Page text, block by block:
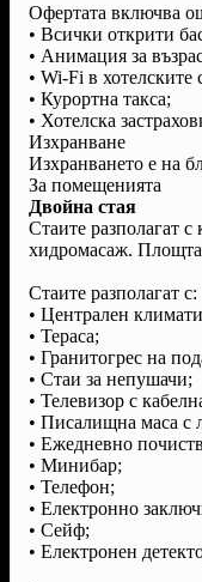
Офертата включва
• Всички открити
• Анимация за
• Wi-Fi в хотелските
• Курортна такса;
• Хотелска
Изхранване
Изхранването е на
За помещенията
Двойна стая
Стаите разполагат
хидромасаж. Площта
Стаите разполагат с:
• Централен
• Тераса;
• Гранитогрес на
• Стаи за непушачи;
• Телевизор с
• Писалищна маса с
• Ежедневно
• Минибар;
• Телефон;
• Електронно
• Сейф;
• Електронен